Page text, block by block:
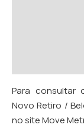
Para consultar
Novo Retiro /
no site Move